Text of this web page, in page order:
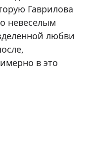
Гаврилова
невеселым
любви
в это